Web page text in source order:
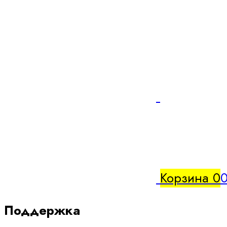
Корзина 0
Поддержка